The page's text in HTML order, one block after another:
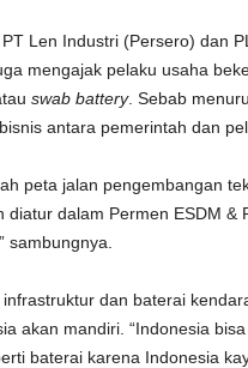
Len Industri (Persero) dan
mengajak pelaku usaha
swab battery. Sebab
antara pemerintah dan
peta jalan pengembangan
diatur dalam Permen ESDM &
sambungnya.
dan baterai
akan mandiri. “Indonesia
baterai karena Indonesia